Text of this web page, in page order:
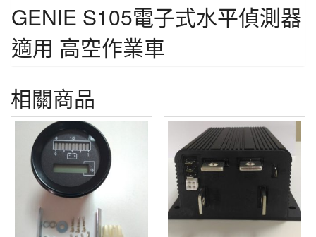
GENIE S105電子式水平偵測器
適用 高空作業車
相關商品